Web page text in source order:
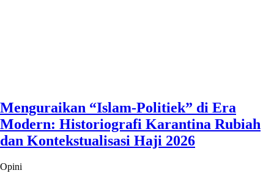
Menguraikan “Islam-Politiek” di Era
Modern: Historiografi Karantina Rubiah
dan Kontekstualisasi Haji 2026
Opini